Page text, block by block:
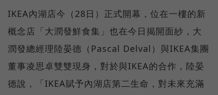
IKEA內湖店今（28日）正式開幕，位在一樓的新
概念店「大潤發鮮食集」也在今日揭開面紗，大
潤發總經理陸晏德（Pascal Delval）與IKEA集團
董事凌思卓雙雙現身，對於與IKEA的合作，陸晏
德說，「IKEA賦予內湖店第二生命，對未來充滿